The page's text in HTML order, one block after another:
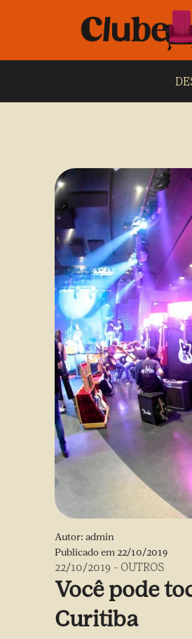
Autor: admin
Publicado em22/10/2019
22/10/2019 - OUTROS
Você pode
Curitiba